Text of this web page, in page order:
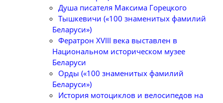
Душа писателя Максима Горецкого
Тышкевичи («100 знаменитых фамилий
Беларуси»)
Фератрон XVIII века выставлен в
Национальном историческом музее
Беларуси
Орды («100 знаменитых фамилий
Беларуси»)
История мотоциклов и велосипедов на